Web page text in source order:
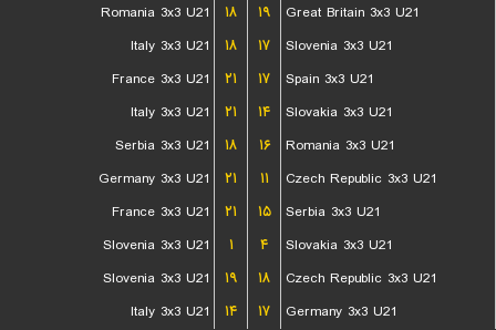
Romania 3x3 U21
۱۸ ۱۹
Great Britain 3x3 U21
Italy 3x3 U21
۱۸ ۱۷
Slovenia 3x3 U21
France 3x3 U21
۲۱ ۱۷
Spain 3x3 U21
Italy 3x3 U21
۲۱ ۱۴
Slovakia 3x3 U21
Serbia 3x3 U21
۱۸ ۱۶
Romania 3x3 U21
Germany 3x3 U21
۲۱ ۱۱
Czech Republic 3x3 U21
France 3x3 U21
۲۱ ۱۵
Serbia 3x3 U21
Slovenia 3x3 U21
۱ ۴
Slovakia 3x3 U21
Slovenia 3x3 U21
۱۹ ۱۸
Czech Republic 3x3 U21
Italy 3x3 U21
۱۴ ۱۷ Germany 3x3 U21